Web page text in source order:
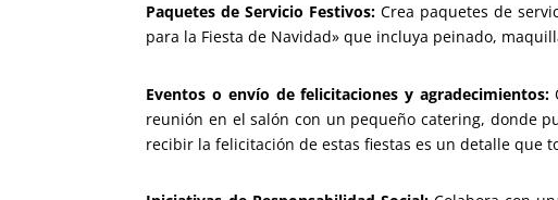
Paquetes de Servicio Festivos: Crea paquetes de
para la Fiesta de Navidad» que incluya peinado,
Eventos o envío de felicitaciones y agradecimientos:
reunión en el salón con un pequeño catering, donde
recibir la felicitación de estas fiestas es un detalle que